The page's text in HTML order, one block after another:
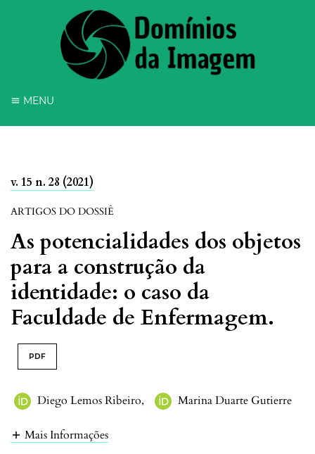
MENU
v. 15 n. 28 (2021)
ARTIGOS DO DOSSIÊ
As potencialidades dos objetos
para a construção da
identidade: o caso da
Faculdade de Enfermagem.
PDF
Diego Lemos Ribeiro, Marina Duarte Gutierre
Mais Informações